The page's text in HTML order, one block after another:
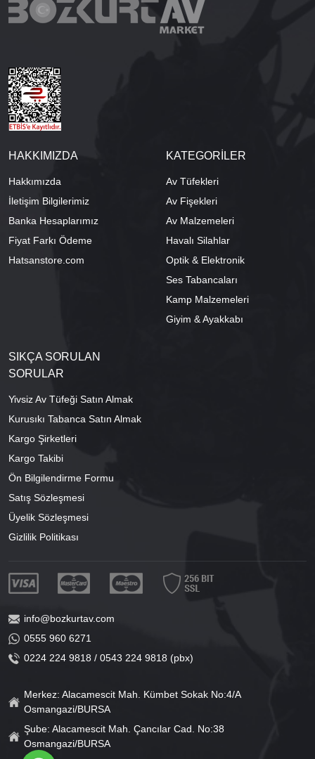
HAKKIMIZDA
Hakkımızda
İletişim Bilgilerimiz
Banka Hesaplarımız
Fiyat Farkı Ödeme
Hatsanstore.com
KATEGORİLER
Av Tüfekleri
Av Fişekleri
Av Malzemeleri
Havalı Silahlar
Optik & Elektronik
Ses Tabancaları
Kamp Malzemeleri
Giyim & Ayakkabı
SIKÇA SORULAN
SORULAR
Yivsiz Av Tüfeği Satın Almak
Kurusıkı Tabanca Satın Almak
Kargo Şirketleri
Kargo Takibi
Ön Bilgilendirme Formu
Satış Sözleşmesi
Üyelik Sözleşmesi
Gizlilik Politikası
info@bozkurtav.com
0555 960 6271
0224 224 9818 / 0543 224 9818 (pbx)
Merkez: Alacamescit Mah. Kümbet Sokak No:4/A
Osmangazi/BURSA
Şube: Alacamescit Mah. Çancılar Cad. No:38
Osmangazi/BURSA